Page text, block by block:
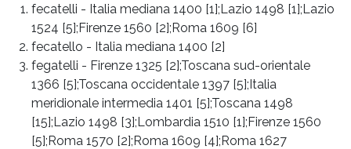
fecatelli - Italia mediana 1400 [1];Lazio 1498 [1];Lazio
1524 [5];Firenze 1560 [2];Roma 1609 [6]
fecatello - Italia mediana 1400 [2]
fegatelli - Firenze 1325 [2];Toscana sud-orientale
1366 [5];Toscana occidentale 1397 [5];Italia
meridionale intermedia 1401 [5];Toscana 1498
[15];Lazio 1498 [3];Lombardia 1510 [1];Firenze 1560
[5];Roma 1570 [2];Roma 1609 [4];Roma 1627